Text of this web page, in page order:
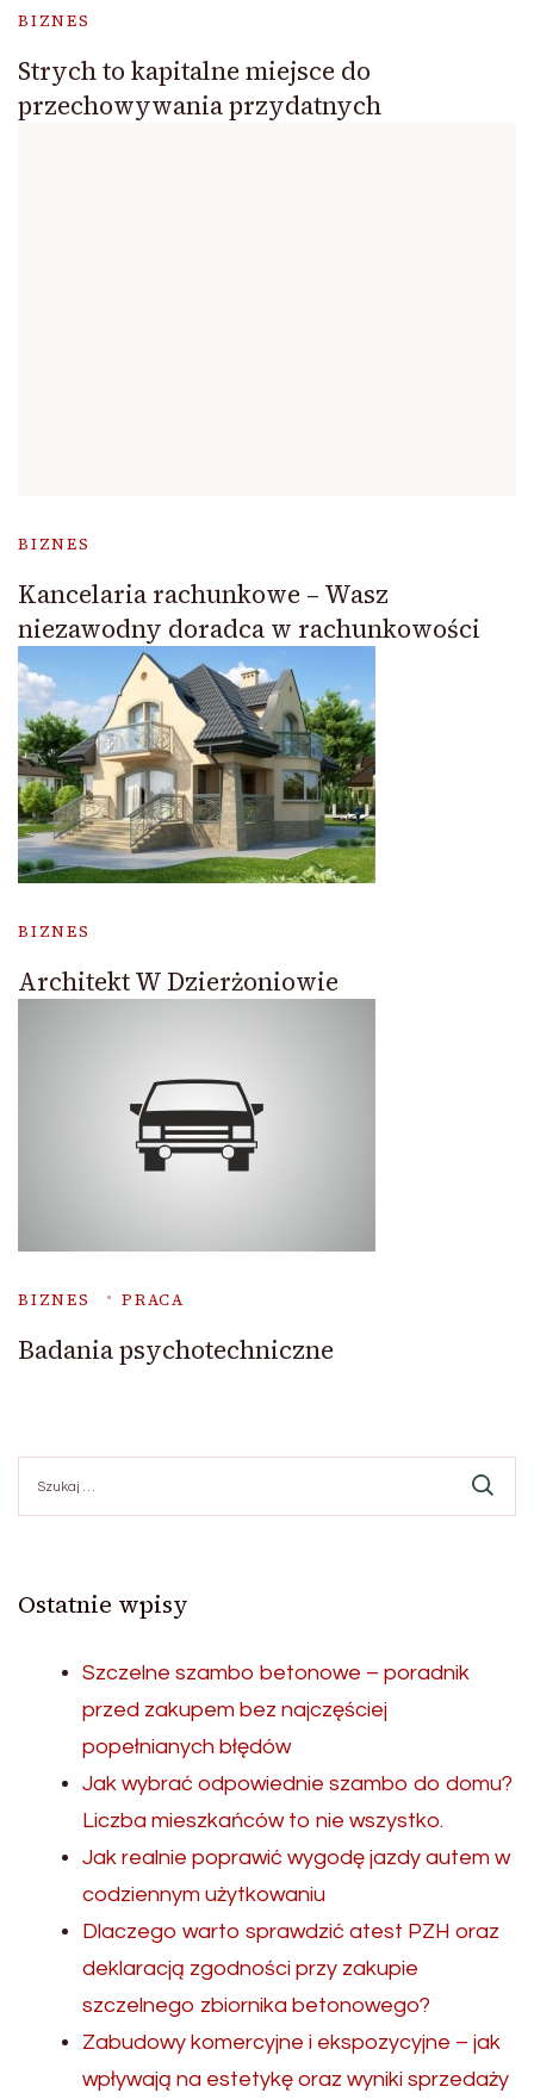
BIZNES
Strych to kapitalne miejsce do
przechowywania przydatnych
BIZNES
Kancelaria rachunkowe – Wasz
niezawodny doradca w rachunkowości
BIZNES
Architekt W Dzierżoniowie
BIZNES PRACA
Badania psychotechniczne
Ostatnie wpisy
Szczelne szambo betonowe – poradnik
przed zakupem bez najczęściej
popełnianych błędów
Jak wybrać odpowiednie szambo do domu?
Liczba mieszkańców to nie wszystko.
Jak realnie poprawić wygodę jazdy autem w
codziennym użytkowaniu
Dlaczego warto sprawdzić atest PZH oraz
deklaracją zgodności przy zakupie
szczelnego zbiornika betonowego?
Zabudowy komercyjne i ekspozycyjne – jak
wpływają na estetykę oraz wyniki sprzedaży